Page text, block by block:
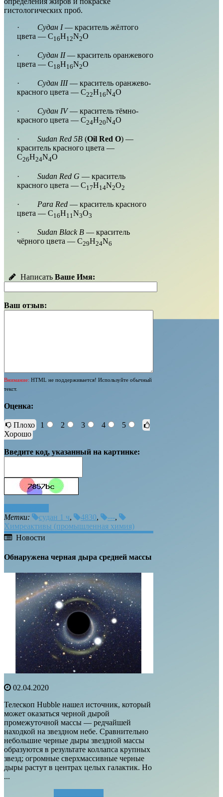
гистологических проб.
· Судан I— краситель жёлтого
цвета — C16H12N2O
· Судан II— краситель оранжевого
цвета — C18H16N2O
· Судан III— краситель оранжево-
красного цвета — C22H16N4O
· Судан IV— краситель тёмно-
красного цвета — C24H20N4O
· Sudan Red 5B(Oil Red O) —
краситель красного цвета —
C26H24N4O
· Sudan Red G — краситель
красного цвета — C17H14N2O2
· Para Red— краситель красного
цвета — C16H11 N3O3
· Sudan Black B— краситель
чёрного цвета — C29H24N6
Написать Ваше Имя:
Ваш отзыв:
Внимание: HTML не поддерживается! Используйте обычный
текст.
Оценка:
Плохо 1 2 3 4
5
Хорошо
Введите код, указанный на картинке:
Метки:
судан 1 ч, 4830, ---,
Химреактивы (промышленная химия)
Новости
Обнаружена черная дыра средней массы
02.04.2020
Телескоп Hubble нашел источник, который
может оказаться черной дырой
промежуточной массы — редчайшей
находкой на звездном небе. Сравнительно
небольшие черные дыры звездной массы
образуются в результате коллапса крупных
звезд; огромные сверхмассивные черные
дыры растут в центрах целых галактик. Но
...